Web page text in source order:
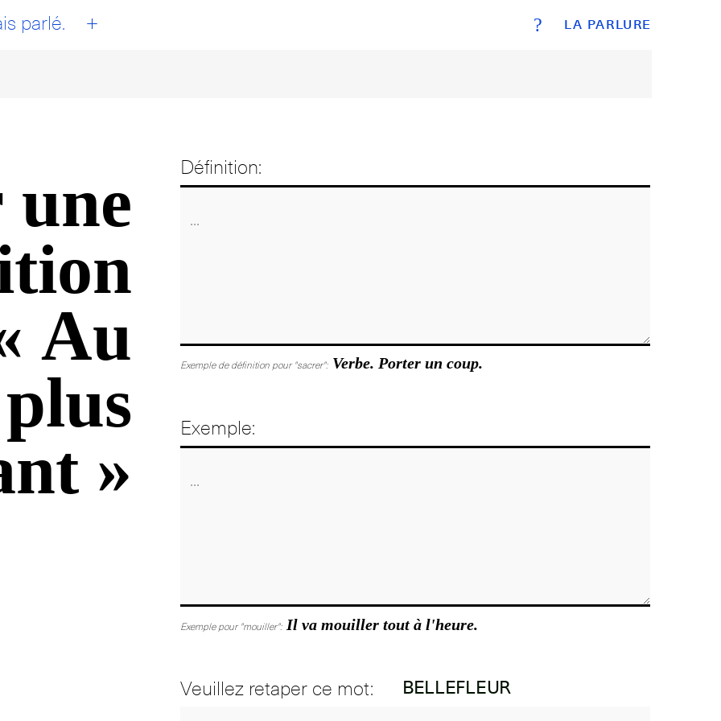
LA PARLURE
parlé. + ?
Au
plus
»
Définition:
Exemple de définition pour "sacrer": Verbe. Porter un coup.
Exemple:
Exemple pour "mouiller": Il va mouiller tout à l'heure.
Veuillez retaper ce mot: